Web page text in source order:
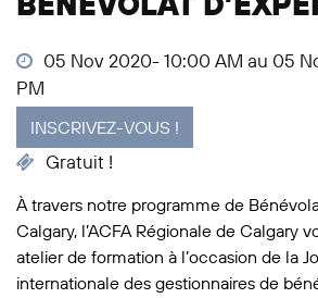
05 Nov 2020- 10:00 AM au 05
PM
INSCRIVEZ-VOUS !
Gratuit !
À travers notre programme de
Calgary, l’ACFA Régionale de Calgary
atelier de formation à l’occasion de la
internationale des gestionnaires de